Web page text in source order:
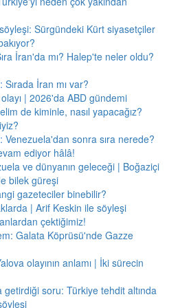
Sürgündeki Kürt siyasetçiler
İran'da mı? Halep'te neler oldu?
İran mı var?
| 2026'da ABD gündemi
de kiminle, nasıl yapacağız?
sonra sıra nerede?
ediyor hâlâ!
ve dünyanın geleceği | Boğaziçi
bilek güreşi
gazeteciler binebilir?
| Arif Keskin ile söyleşi
çektiğimiz!
Galata Köprüsü'nde Gazze
olayının anlamı | İki sürecin
getirdiği soru: Türkiye tehdit altında